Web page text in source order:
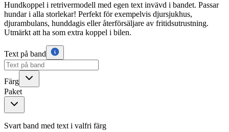
Hundkoppel i retrivermodell med egen text invävd i bandet. Passar
hundar i alla storlekar! Perfekt för exempelvis djursjukhus,
djurambulans, hunddagis eller återförsäljare av fritidsutrustning.
Utmärkt att ha som extra koppel i bilen.
Text på band
Färg
Paket
Svart band med text i valfri färg